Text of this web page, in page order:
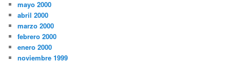
mayo 2000
abril 2000
marzo 2000
febrero 2000
enero 2000
noviembre 1999